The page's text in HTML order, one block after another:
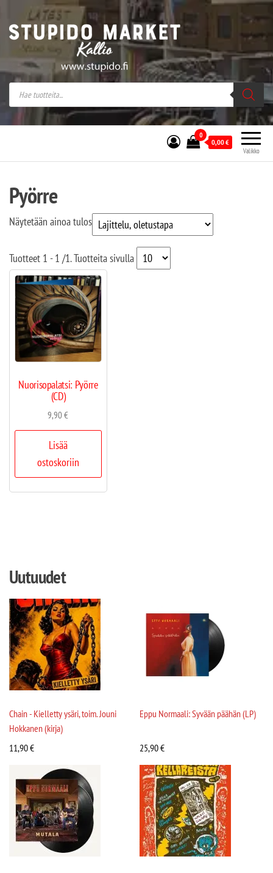
Stupido Market – verkossa ja kivijalassa
Stupido Market on vaihtoehtomusaan
erikoistunut verkko- sekä
kivijalkakauppa Helsingissä Kallion
sydämessä.
Valikko
0
0,00€
Pyörre
Näytetään ainoa tulos
Tuotteet 1 - 1 /1. Tuotteita sivulla
Nuorisopalatsi: Pyörre
(CD)
9,90€
Lisää
ostoskoriin
Uutuudet
Chain - Kielletty ysäri, toim. Jouni
Hokkanen (kirja)
11,90€
Eppu Normaali: Syvään päähän (LP)
25,90€